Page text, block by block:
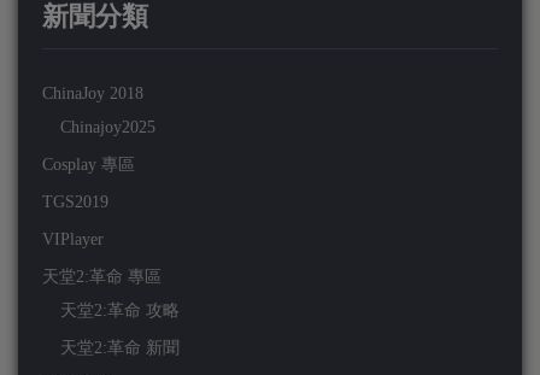
新聞分類
ChinaJoy 2018
Chinajoy2025
Cosplay 專區
TGS2019
VIPlayer
天堂2:革命 專區
天堂2:革命 攻略
天堂2:革命 新聞